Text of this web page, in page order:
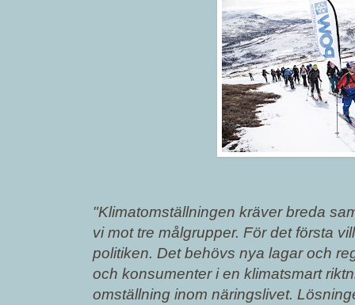
"Klimatomställningen kräver breda
vi mot tre målgrupper. För det första
politiken. Det behövs nya lagar och
och konsumenter i en klimatsmart
omställning inom näringslivet.